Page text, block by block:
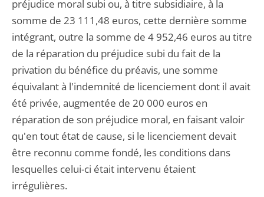
préjudice moral subi ou, à titre subsidiaire, à la
somme de 23 111,48 euros, cette dernière somme
intégrant, outre la somme de 4 952,46 euros au titre
de la réparation du préjudice subi du fait de la
privation du bénéfice du préavis, une somme
équivalant à l'indemnité de licenciement dont il avait
été privée, augmentée de 20 000 euros en
réparation de son préjudice moral, en faisant valoir
qu'en tout état de cause, si le licenciement devait
être reconnu comme fondé, les conditions dans
lesquelles celui-ci était intervenu étaient
irrégulières.